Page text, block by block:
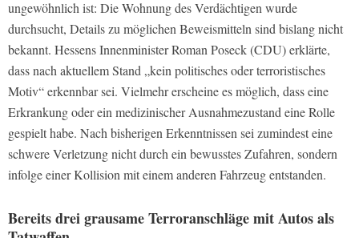
ungewöhnlich ist: Die Wohnung des Verdächtigen wurde
durchsucht, Details zu möglichen Beweismitteln sind bislang nicht
bekannt. Hessens Innenminister Roman Poseck (CDU) erklärte,
dass nach aktuellem Stand „kein politisches oder terroristisches
Motiv“ erkennbar sei. Vielmehr erscheine es möglich, dass eine
Erkrankung oder ein medizinischer Ausnahmezustand eine Rolle
gespielt habe. Nach bisherigen Erkenntnissen sei zumindest eine
schwere Verletzung nicht durch ein bewusstes Zufahren, sondern
infolge einer Kollision mit einem anderen Fahrzeug entstanden.
Bereits drei grausame Terroranschläge mit Autos als